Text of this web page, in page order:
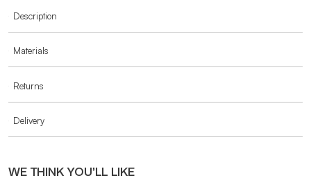
Description
Materials
Returns
Delivery
WE THINK YOU’LL LIKE